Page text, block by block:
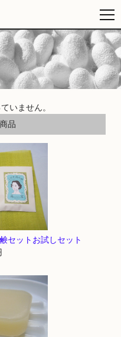
いません。
品
セットお試しセット